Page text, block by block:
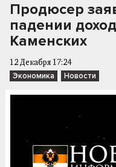
Продюсер
падении
Каменских
12 Декабря 17:24
Экономика Новости